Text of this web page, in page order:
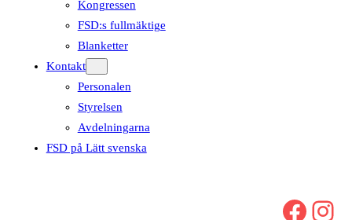
Kongressen
FSD:s fullmäktige
Blanketter
Kontakt
Personalen
Styrelsen
Avdelningarna
FSD på Lätt svenska
Facebook Instagram